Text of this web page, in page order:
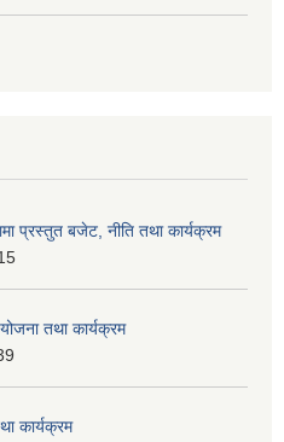
प्रस्तुत बजेट, नीति तथा कार्यक्रम
तथा कार्यक्रम
कार्यक्रम